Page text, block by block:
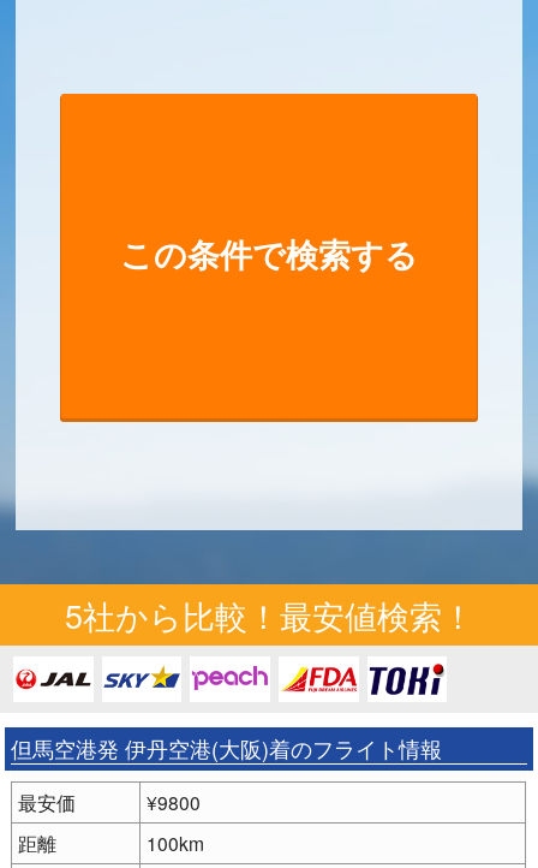
5社から比較！最安値検索！
但馬空港発 伊丹空港(大阪)着のフライト情報
最安価
¥9800
距離
100km